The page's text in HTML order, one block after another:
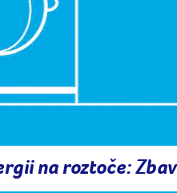
na roztoče: